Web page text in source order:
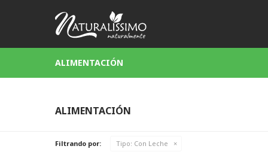
ALIMENTACIÓN
ALIMENTACIÓN
Filtrando por: Tipo: Con Leche